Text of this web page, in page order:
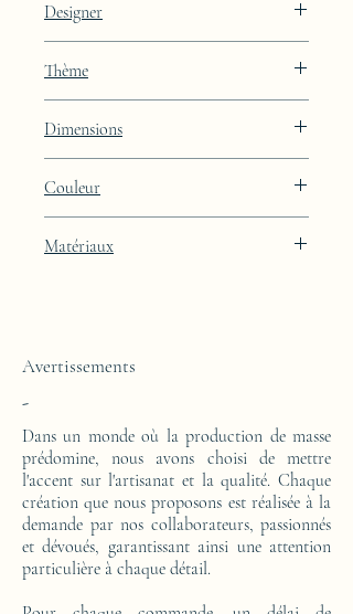
Designer
Thème
Dimensions
Profondeur : 24cm
Couleur
Matériaux
Avertissements
-
Dans un monde où la production de masse
prédomine, nous avons choisi de mettre
l'accent sur l'artisanat et la qualité. Chaque
création que nous proposons est réalisée à la
demande par nos collaborateurs, passionnés
et dévoués, garantissant ainsi une attention
particulière à chaque détail.